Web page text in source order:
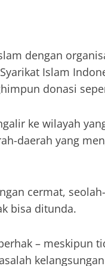
dengan
Islam
donasi
ke wilayah
daerah yang
cermat,
bisa ditunda.
– meskipun